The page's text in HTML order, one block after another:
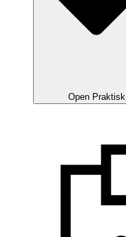
Open Praktisk